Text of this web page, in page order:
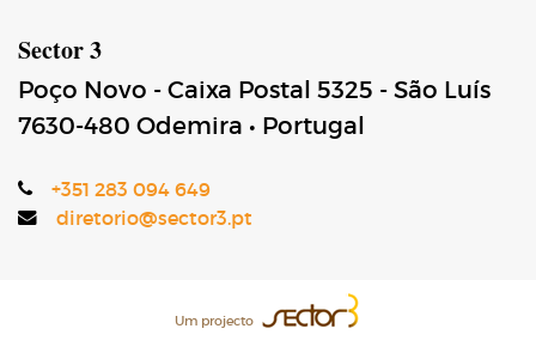
Sector 3
Poço Novo - Caixa Postal 5325 - São Luís
7630-480 Odemira • Portugal
+351 283 094 649
diretorio@sector3.pt
Um projecto